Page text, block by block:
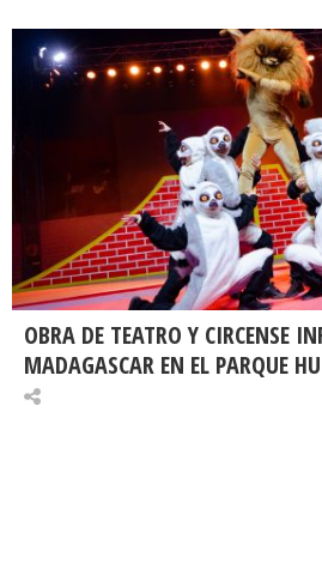
OBRA DE TEATRO Y CIRCENSE
MADAGASCAR EN EL PARQUE